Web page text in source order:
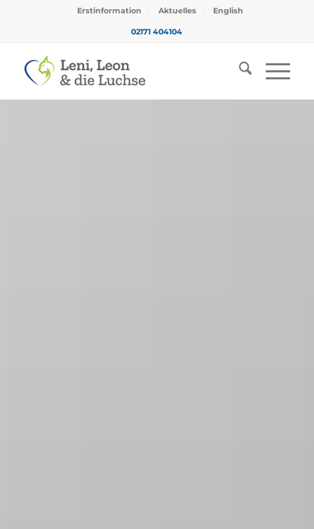
Erstinformation Aktuelles English
02171 404104